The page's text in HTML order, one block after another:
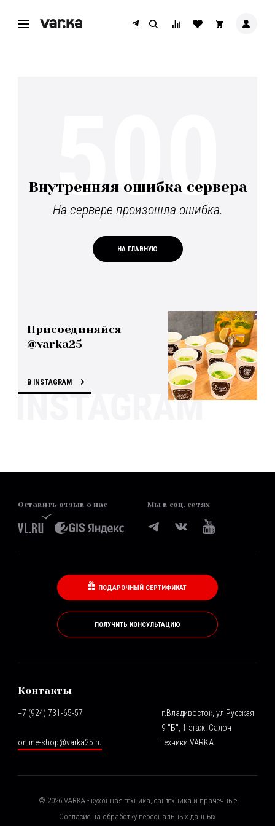
Внутренняя ошибка сервера
На сервере произошла ошибка.
НА ГЛАВНУЮ
500
Присоединяйся
@varka25
В INSTAGRAM
Оставить отзыв о нас Мы в соц. сетях
ПОДАРОЧНЫЙ СЕРТИФИКАТ
ПОЛУЧИТЬ КОНСУЛЬТАЦИЮ
Контакты
+7 (924) 731-65-57
online-shop@varka25.ru
г.Владивосток, ул.Русская
9 "Б", 1 этаж. Салон
техники VARKA
© 2026VARKA - кухонная техника, сантехника и прачечные
Согласие на обработку персональных данных